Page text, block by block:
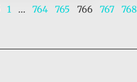
1 … 764 765 766 767 768